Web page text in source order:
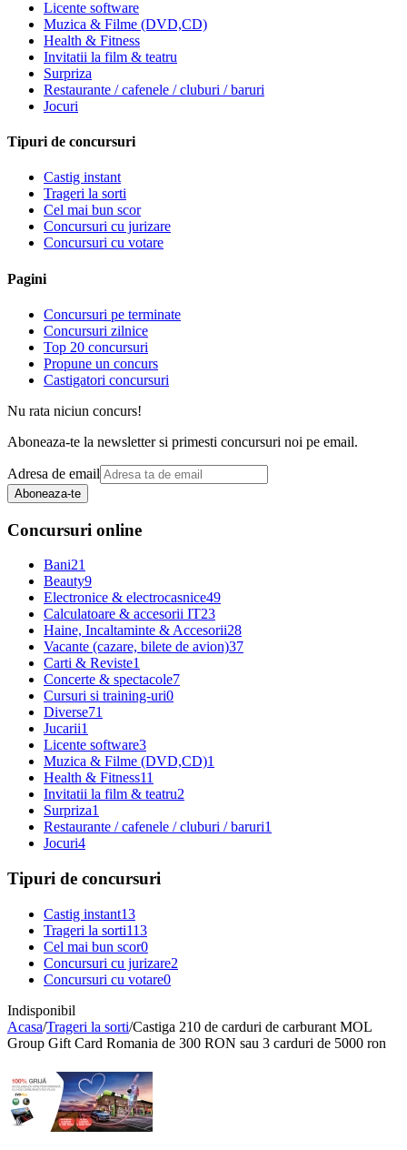
Licente software
Muzica & Filme (DVD,CD)
Health & Fitness
Invitatii la film & teatru
Surpriza
Restaurante / cafenele / cluburi / baruri
Jocuri
Tipuri de concursuri
Castig instant
Trageri la sorti
Cel mai bun scor
Concursuri cu jurizare
Concursuri cu votare
Pagini
Concursuri pe terminate
Concursuri zilnice
Top 20 concursuri
Propune un concurs
Castigatori concursuri
Nu rata niciun concurs!
Aboneaza-te la newsletter si primesti concursuri noi pe email.
Adresa de email
Aboneaza-te
Concursuri online
Bani21
Beauty9
Electronice & electrocasnice49
Calculatoare & accesorii IT23
Haine, Incaltaminte & Accesorii28
Vacante (cazare, bilete de avion)37
Carti & Reviste1
Concerte & spectacole7
Cursuri si training-uri0
Diverse71
Jucarii1
Licente software3
Muzica & Filme (DVD,CD)1
Health & Fitness11
Invitatii la film & teatru2
Surpriza1
Restaurante / cafenele / cluburi / baruri1
Jocuri4
Tipuri de concursuri
Castig instant13
Trageri la sorti113
Cel mai bun scor0
Concursuri cu jurizare2
Concursuri cu votare0
Indisponibil
Acasa/Trageri la sorti/Castiga 210 de carduri de carburant MOL
Group Gift Card Romania de 300 RON sau 3 carduri de 5000 ron